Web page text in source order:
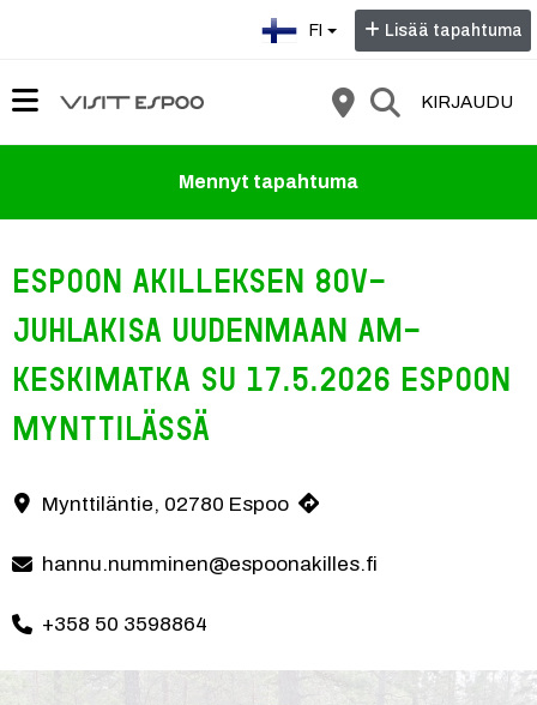
FI Lisää tapahtuma
KIRJAUDU
Mennyt tapahtuma
Espoon Akilleksen 80v-
juhlakisa Uudenmaan AM-
keskimatka su 17.5.2026 Espoon
Mynttilässä
Tervetuloa Espoon Akilleksen järjestämään avoimeen
Yhteystiedot
Mynttiläntie, 02780 Espoo
hannu.numminen@espoonakilles.fi
+358 50 3598864